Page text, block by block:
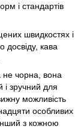
і стандартів
швидкостях і
досвіду, кава
не чорна, вона
і зручний для
можливість
особливих
з кожною